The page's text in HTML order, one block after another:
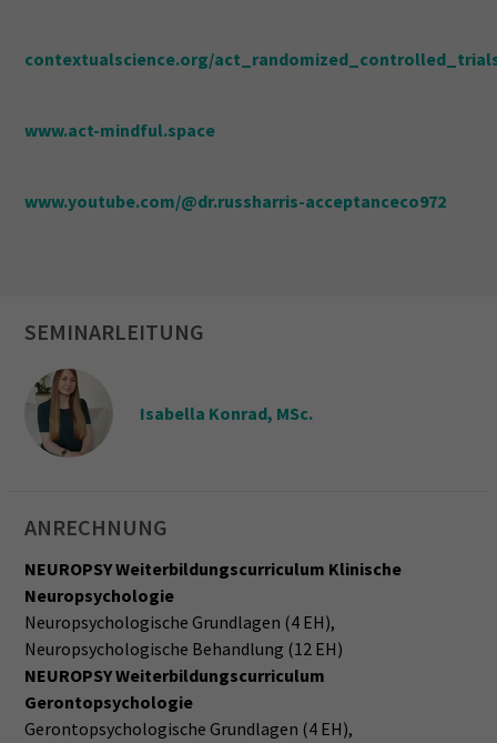
contextualscience.org/
www.act-mindful.space
www.youtube.com/@dr.russharris-acceptanceco972
SEMINARLEITUNG
Isabella Konrad, MSc.
ANRECHNUNG
NEUROPSY Weiterbildungscurriculum Klinische
Neuropsychologie
Neuropsychologische Grundlagen (4 EH),
Neuropsychologische Behandlung (12 EH)
NEUROPSY Weiterbildungscurriculum
Gerontopsychologie
Gerontopsychologische Grundlagen (4 EH),